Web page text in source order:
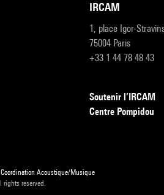
IRCAM
1, place Igor-
75004 Paris
+33 1 44 78 48 43
Soutenir l’IRCAM
Centre Pompidou
Acoustique/Musique
rights reserved.